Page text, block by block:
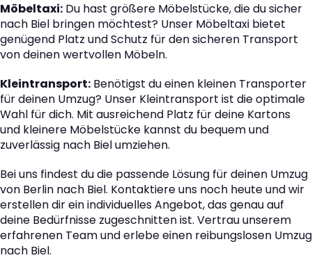
Möbeltaxi: Du hast größere Möbelstücke, die du sicher
nach Biel bringen möchtest? Unser Möbeltaxi bietet
genügend Platz und Schutz für den sicheren Transport
von deinen wertvollen Möbeln.
Kleintransport: Benötigst du einen kleinen Transporter
für deinen Umzug? Unser Kleintransport ist die optimale
Wahl für dich. Mit ausreichend Platz für deine Kartons
und kleinere Möbelstücke kannst du bequem und
zuverlässig nach Biel umziehen.
Bei uns findest du die passende Lösung für deinen Umzug
von Berlin nach Biel. Kontaktiere uns noch heute und wir
erstellen dir ein individuelles Angebot, das genau auf
deine Bedürfnisse zugeschnitten ist. Vertrau unserem
erfahrenen Team und erlebe einen reibungslosen Umzug
nach Biel.